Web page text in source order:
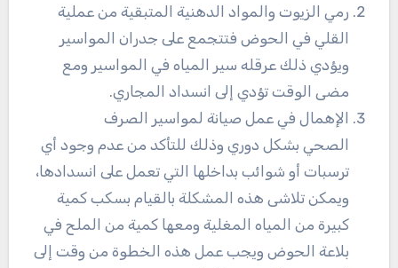
رمي الزيوت والمواد الدهنية المتبقية من عملية
القلي في الحوض فتتجمع على جدران المواسير
ويؤدي ذلك عرقله سير المياه في المواسير ومع
مضى الوقت تؤدي إلى انسداد المجاري.
الإهمال في عمل صيانة لمواسير الصرف
الصحي بشكل دوري وذلك للتأكد من عدم وجود أي
ترسبات أو شوائب بداخلها التي تعمل على انسدادها،
ويمكن تلاشى هذه المشكلة بالقيام بسكب كمية
كبيرة من المياه المغلية ومعها كمية من الملح في
بلاعة الحوض ويجب عمل هذه الخطوة من وقت إلى